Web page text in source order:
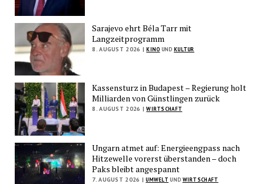
Sarajevo ehrt Béla Tarr mit
Langzeitprogramm
8. AUGUST 2026 | KINO UND KULTUR
Kassensturz in Budapest – Regierung holt
Milliarden von Günstlingen zurück
8. AUGUST 2026 | WIRTSCHAFT
Ungarn atmet auf: Energieengpass nach
Hitzewelle vorerst überstanden – doch
Paks bleibt angespannt
7. AUGUST 2026 | UMWELT UND WIRTSCHAFT